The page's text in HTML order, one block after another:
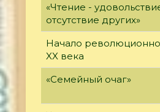
«Чтение -
отсутствие других»
Начало
XX века
«Семейный очаг»